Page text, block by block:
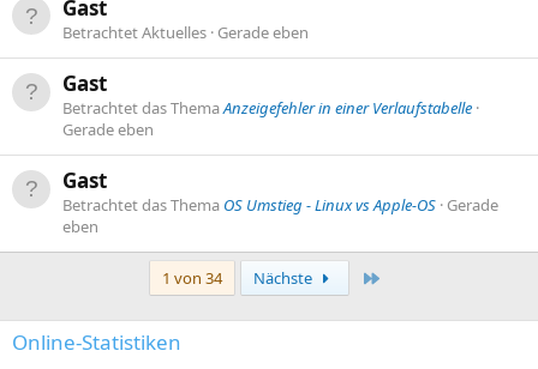
Gast
Betrachtet Aktuelles Gerade eben
Gast
Betrachtet das ThemaAnzeigefehler in einer Verlaufstabelle
Gerade eben
Gast
Betrachtet das Thema OS Umstieg - Linux vs Apple-OS Gerade
eben
1 von 34 Nächste
Online-Statistiken